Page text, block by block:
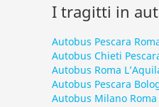
I tragitti in
Autobus Pescara
Autobus Chieti
Autobus Roma
Autobus Pescara
Autobus Milano Roma